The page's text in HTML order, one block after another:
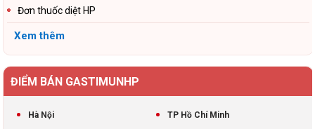
Đơn thuốc diệt HP
Xem thêm
ĐIỂM BÁN GASTIMUNHP
Hà Nội
TP Hồ Chí Minh